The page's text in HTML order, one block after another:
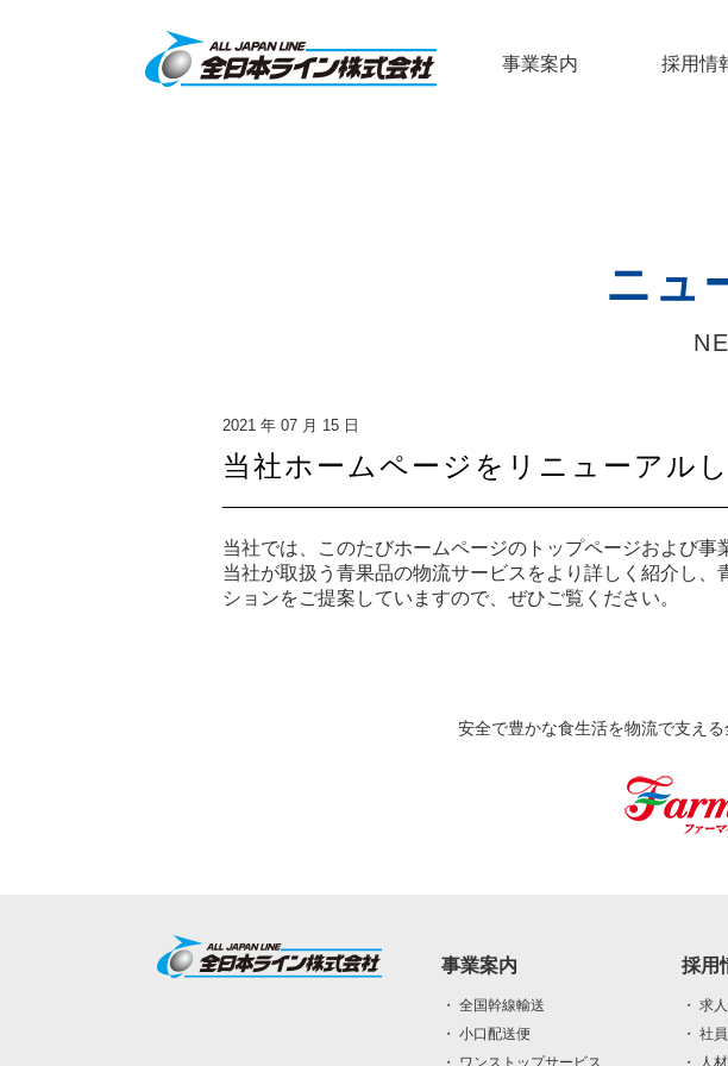
事業案内 採用情
ニュ
2021 年 07 月 15 日
当社ホームページをリニューアル
当社では、このたびホームページのトップページおよび事
当社が取扱う青果品の物流サービスをより詳しく紹介し
ションをご提案していますので、ぜひご覧ください。
安全で豊かな食生活を物流で支え
事業案内
・ 全国幹線輸送
・ 小口配送便
・ ワンストップサービス
採用
・ 求
・ 社
・ 人